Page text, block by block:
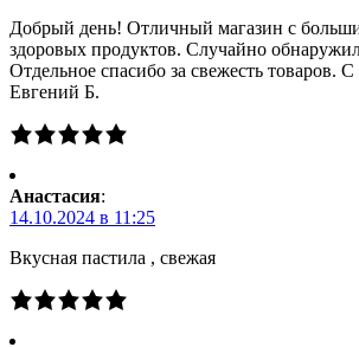
Добрый день! Отличный магазин с
здоровых продуктов. Случайно
Отдельное спасибо за свежесть товаров.
Евгений Б.
Анастасия:
14.10.2024 в 11:25
Вкусная пастила , свежая